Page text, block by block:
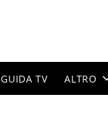
GUIDA TV ALTRO